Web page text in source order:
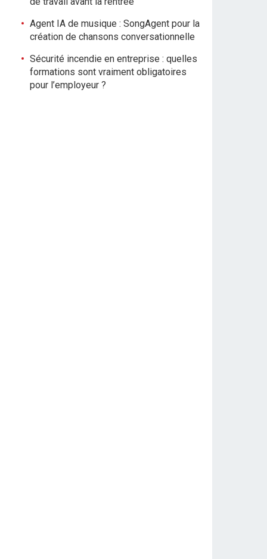
Agent IA de musique : SongAgent pour la
création de chansons conversationnelle
Sécurité incendie en entreprise : quelles
formations sont vraiment obligatoires
pour l’employeur ?